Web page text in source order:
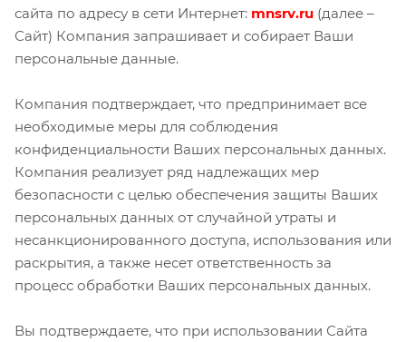
сайта по адресу в сети Интернет: mnsrv.ru (далее –
Сайт) Компания запрашивает и собирает Ваши
персональные данные.
Компания подтверждает, что предпринимает все
необходимые меры для соблюдения
конфиденциальности Ваших персональных данных.
Компания реализует ряд надлежащих мер
безопасности с целью обеспечения защиты Ваших
персональных данных от случайной утраты и
несанкционированного доступа, использования или
раскрытия, а также несет ответственность за
процесс обработки Ваших персональных данных.
Вы подтверждаете, что при использовании Сайта